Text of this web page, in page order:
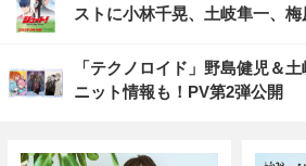
ストに小林千晃、土岐隼一、
「テクノロイド」野島健児＆
ニット情報も！PV第2弾公開